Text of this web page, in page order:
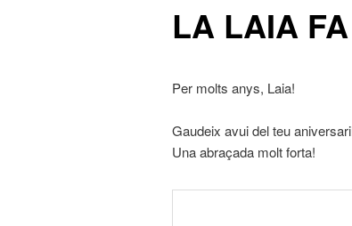
LA LAIA
Per molts anys, Laia!
Gaudeix avui del teu
Una abraçada molt forta!